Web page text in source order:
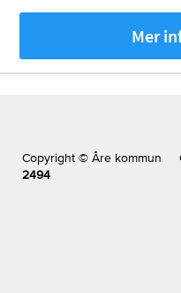
Mer
Copyright © Åre kommun
2494